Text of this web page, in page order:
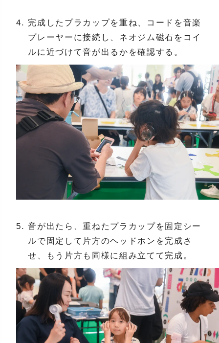
完成したプラカップを重ね、コードを音楽
プレーヤーに接続し、ネオジム磁石をコイ
ルに近づけて音が出るかを確認する。
音が出たら、重ねたプラカップを固定シー
ルで固定して片方のヘッドホンを完成さ
せ、もう片方も同様に組み立てて完成。